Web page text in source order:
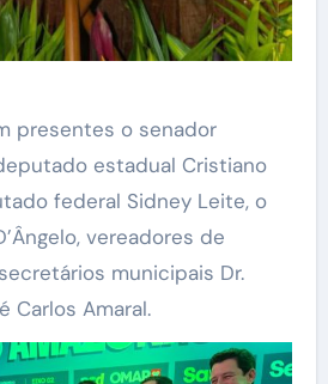
presentes o senador
estadual Cristiano
federal Sidney Leite, o
vereadores de
municipais Dr.
Carlos Amaral.